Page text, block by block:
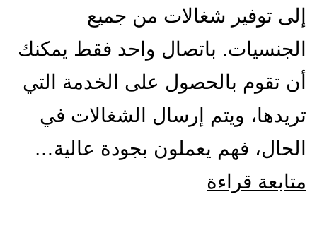
إلى توفير شغالات من جميع
الجنسيات. باتصال واحد فقط يمكنك
أن تقوم بالحصول على الخدمة التي
تريدها، ويتم إرسال الشغالات في
الحال، فهم يعملون بجودة عالية…
متابعة قراءة